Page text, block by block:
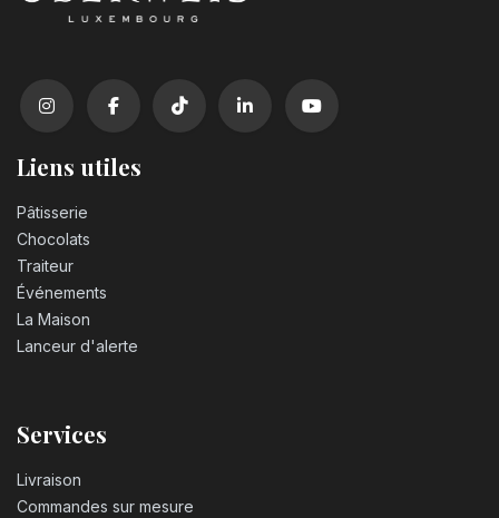
Liens utiles
Pâtisserie
Chocolats
Traiteur
Événements
La Maison
Lanceur d'alerte
Services
Livraison
Commandes sur mesure